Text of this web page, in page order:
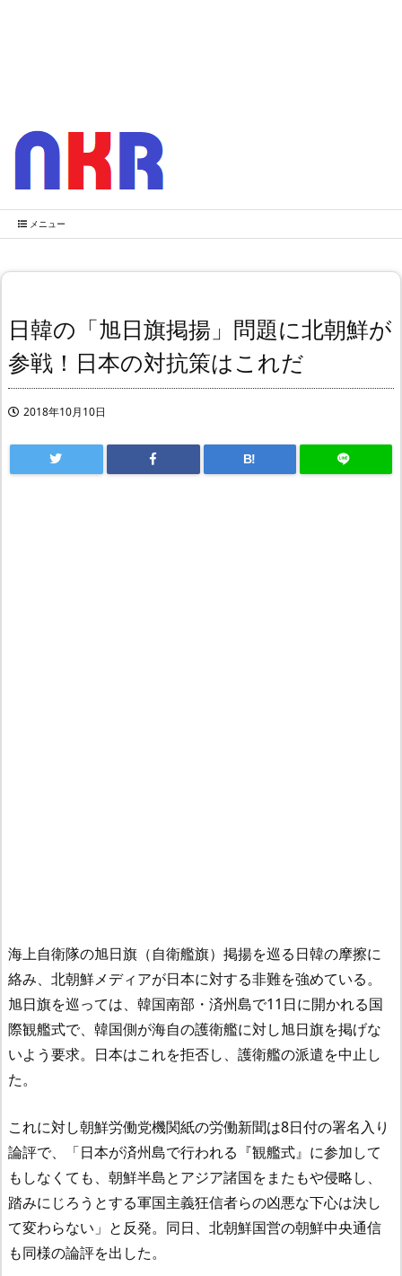
メニュー
日韓の「旭日旗掲揚」問題に北朝鮮が
参戦！日本の対抗策はこれだ
2018年10月10日
B!
海上自衛隊の旭日旗（自衛艦旗）掲揚を巡る日韓の摩擦に
絡み、北朝鮮メディアが日本に対する非難を強めている。
旭日旗を巡っては、韓国南部・済州島で11日に開かれる国
際観艦式で、韓国側が海自の護衛艦に対し旭日旗を掲げな
いよう要求。日本はこれを拒否し、護衛艦の派遣を中止し
た。
これに対し朝鮮労働党機関紙の労働新聞は8日付の署名入り
論評で、「日本が済州島で行われる『観艦式』に参加して
もしなくても、朝鮮半島とアジア諸国をまたもや侵略し、
踏みにじろうとする軍国主義狂信者らの凶悪な下心は決し
て変わらない」と反発。同日、北朝鮮国営の朝鮮中央通信
も同様の論評を出した。